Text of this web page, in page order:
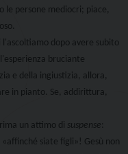
le persone mediocri; piace,
l'ascoltiamo dopo avere subito
bruciante
e della ingiustizia, allora,
in pianto. Se, addirittura,
un attimo di suspense
siate figli»! Gesù non